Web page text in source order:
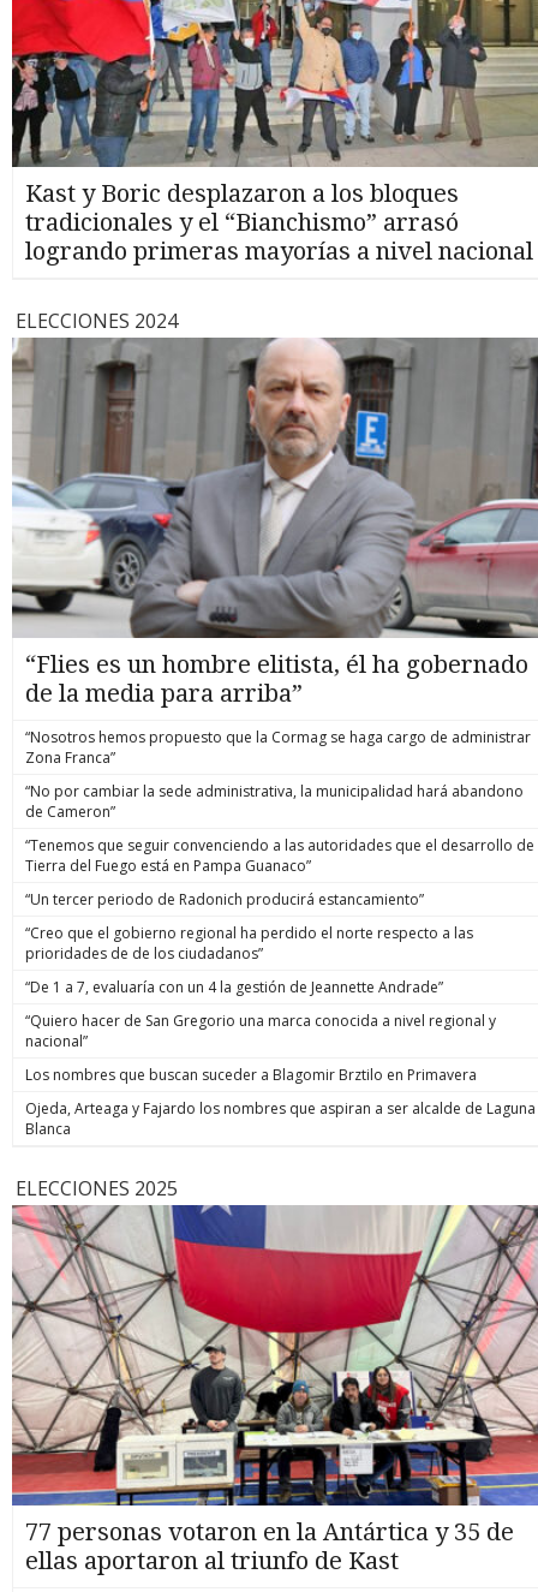
Kast y Boric desplazaron a los bloques
tradicionales y el “Bianchismo” arrasó
logrando primeras mayorías a nivel nacional
ELECCIONES 2024
“Flies es un hombre elitista, él ha gobernado
de la media para arriba”
“Nosotros hemos propuesto que la Cormag se haga cargo de administrar
Zona Franca”
“No por cambiar la sede administrativa, la municipalidad hará abandono
de Cameron”
“Tenemos que seguir convenciendo a las autoridades que el desarrollo de
Tierra del Fuego está en Pampa Guanaco”
“Un tercer periodo de Radonich producirá estancamiento”
“Creo que el gobierno regional ha perdido el norte respecto a las
prioridades de de los ciudadanos”
“De 1 a 7, evaluaría con un 4 la gestión de Jeannette Andrade”
“Quiero hacer de San Gregorio una marca conocida a nivel regional y
nacional”
Los nombres que buscan suceder a Blagomir Brztilo en Primavera
Ojeda, Arteaga y Fajardo los nombres que aspiran a ser alcalde de Laguna
Blanca
ELECCIONES 2025
77 personas votaron en la Antártica y 35 de
ellas aportaron al triunfo de Kast